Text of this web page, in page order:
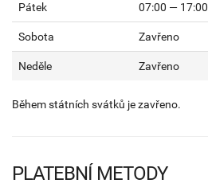
Pátek 07:00 — 17:00
Sobota Zavřeno
Neděle Zavřeno
Během státních svátků je zavřeno.
PLATEBNÍ METODY